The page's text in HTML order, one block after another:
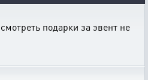
подарки за эвент не